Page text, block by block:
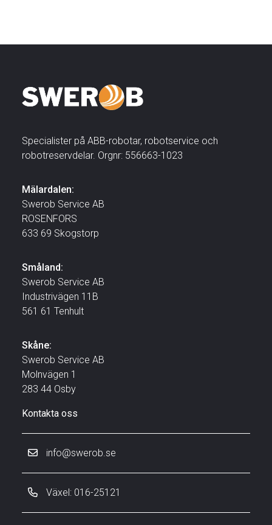
Specialister på ABB-robotar, robotservice och
robotreservdelar. Orgnr: 556663-1023
Mälardalen:
Swerob Service AB
ROSENFORS
633 69 Skogstorp
Småland:
Swerob Service AB
Industrivägen 11B
561 61 Tenhult
Skåne:
Swerob Service AB
Molnvägen 1
283 44 Osby
Kontakta oss
info@swerob.se
Växel: 016-25121